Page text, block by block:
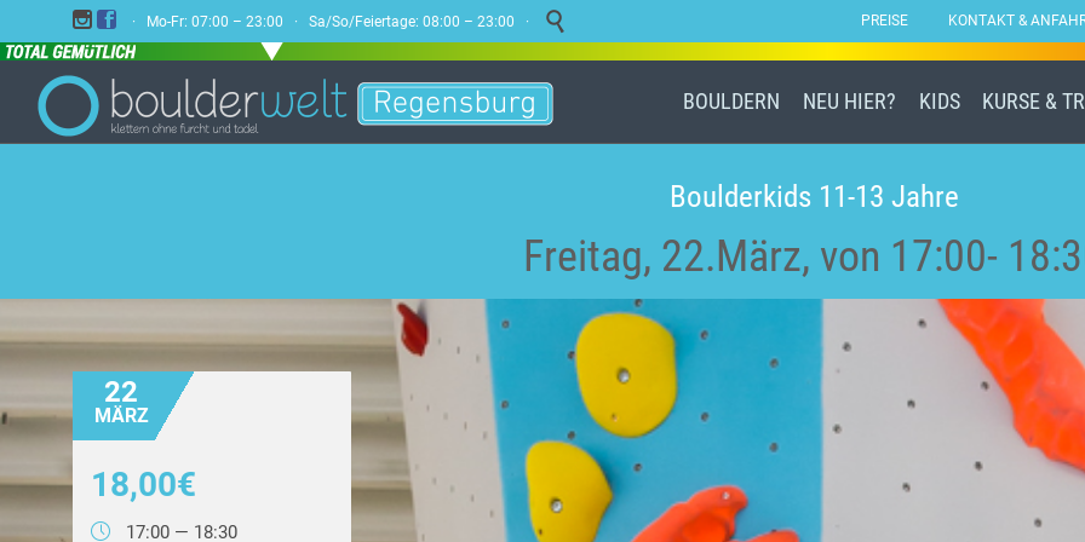
  · Mo-Fr: 07:00 – 23:00 · Sa/So/Feiertage: 08:00 – 23:00 ·  PREISE KONTAKT &
BOULDERN NEU HIER? KIDS KURSE &
Boulderkids 11-13 Jahre
Freitag, 22.März, von 17:00-
22
MÄRZ
18,00€
 17:00 — 18:30